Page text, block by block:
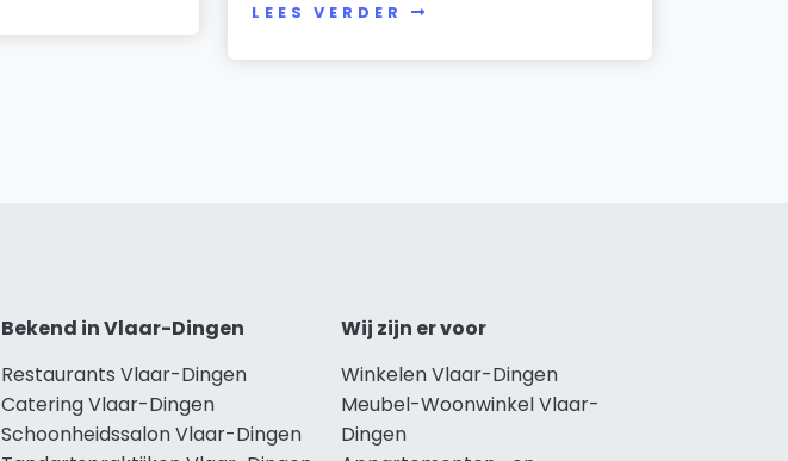
LEES VERDER
Bekend in Vlaar-Dingen
Restaurants Vlaar-Dingen
Catering Vlaar-Dingen
Schoonheidssalon Vlaar-Dingen
Wij zijn er voor
Winkelen Vlaar-Dingen
Meubel-Woonwinkel Vlaar-
Dingen